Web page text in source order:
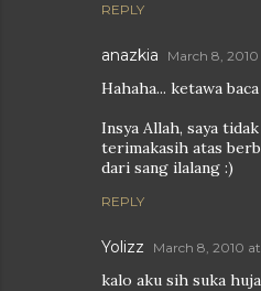
REPLY
anazkia March 8,
Hahaha... ketawa
Insya Allah, saya
terimakasih atas
dari sang ilalang :)
REPLY
Yolizz March 8, 2010
kalo aku sih suka